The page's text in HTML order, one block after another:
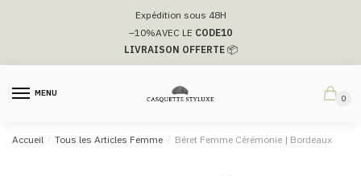
navigation
Expédition sous 48H
–10%AVEC LE CODE10
LIVRAISON OFFERTE📦
MENU
0
Accueil / Tous les Articles Femme / Béret Femme Cérémonie​ | Bordeaux